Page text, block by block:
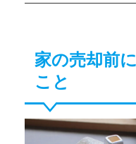
家の売却前
こと